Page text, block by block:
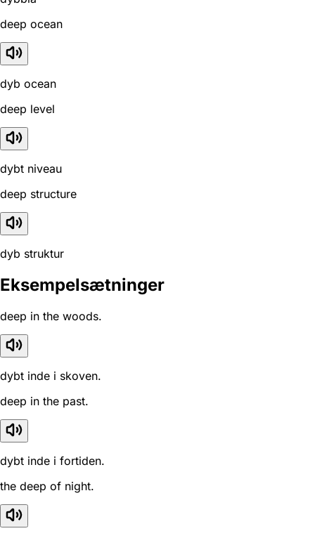
deep ocean
dyb ocean
deep level
dybt niveau
deep structure
dyb struktur
Eksempelsætninger
deep in the woods.
dybt inde i skoven.
deep in the past.
dybt inde i fortiden.
the deep of night.